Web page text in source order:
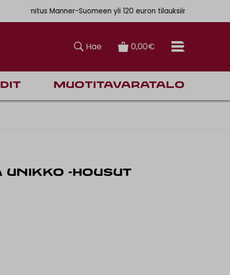
toimitus Manner-Suomeen yli 120 euron tilauksiin
Hae 0,00€
Muotitavaratalo
UNIKKO -HOUSUT